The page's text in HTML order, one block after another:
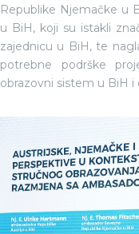
Republike Njemačke u
u BiH, koji su istakli
zajednicu u BiH, te
potrebne podrške
obrazovni sistem u BiH